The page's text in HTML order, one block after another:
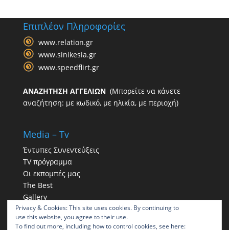
Επιπλέον Πληροφορίες
www.relation.gr
www.sinikesia.gr
www.speedflirt.gr
ΑΝΑΖΗΤΗΣΗ ΑΓΓΕΛΙΩΝ(Μπορείτε να κάνετε
αναζήτηση: με κωδικό, με ηλικία, με περιοχή)
Media – Tv
Έντυπες Συνεντεύξεις
TV πρόγραμμα
Οι εκπομπές μας
The Best
Gallery
Η παρουσία μας στα social
Privacy & Cookies: This site uses cookies. By continuing to
use this website, you agree to their use.
To find out more, including how to control cookies, see here: